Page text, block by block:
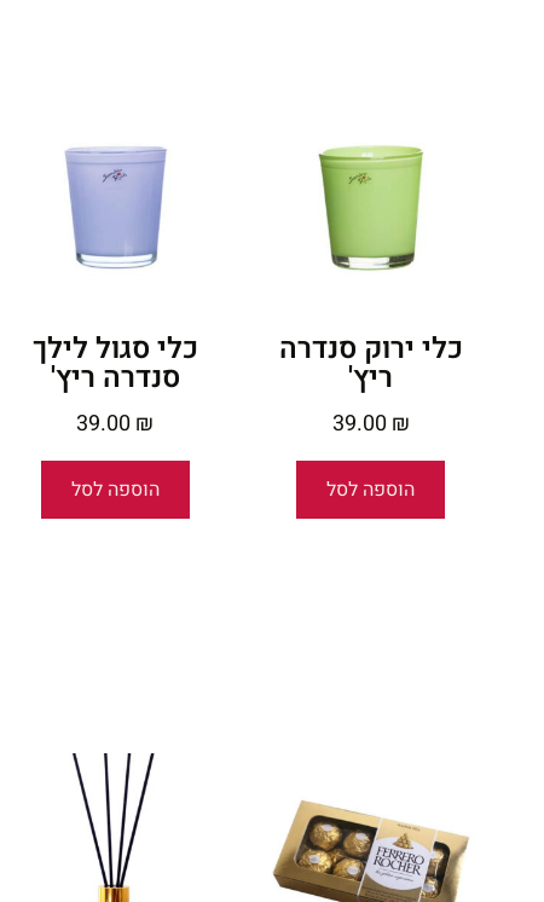
כלי ירוק סנדרה
ריץ'
39.00 ₪
הוספה לסל
כלי סגול לילך
סנדרה ריץ'
39.00 ₪
הוספה לסל